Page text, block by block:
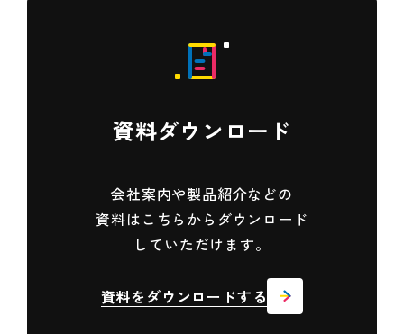
資料ダウンロード
会社案内や製品紹介などの
資料は こちらからダウンロード
していただけます。
資料をダウンロードする